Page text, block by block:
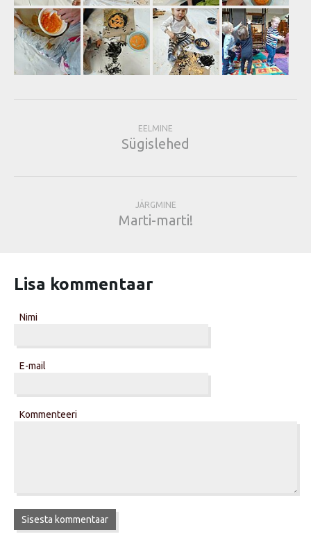
EELMINE
Sügislehed
JÄRGMINE
Marti-marti!
Lisa kommentaar
Nimi
E-mail
Kommenteeri